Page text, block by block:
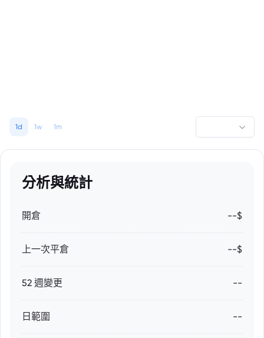
1d 1w 1m
分析與統計
開倉 --$
上一次平倉 --$
52 週變更 --
日範圍 --